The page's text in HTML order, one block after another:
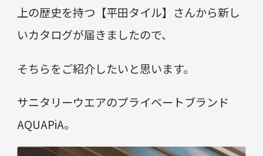
上の歴史を持つ【平田タイル】さんから新し
いカタログが届きましたので、
そちらをご紹介したいと思います。
サニタリーウエアのプライベートブランド
AQUAPiA。